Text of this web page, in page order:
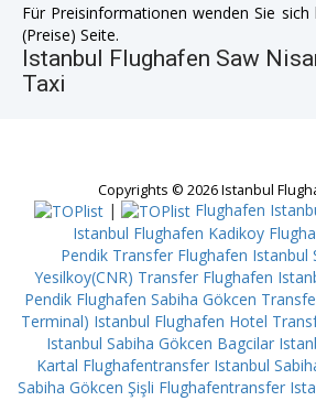
Für Preisinformationen wenden Sie
(Preise) Seite.
Istanbul Flughafen Saw
Taxi
Copyrights © 2026 Istanbul
| Flughafen
Istanbul Flughafen Kadikoy
Pendik Transfer Flughafen Istanbul
Yesilkoy(CNR) Transfer Flughafen
Pendik Flughafen Sabiha Gökcen
Terminal) Istanbul Flughafen Hotel
Istanbul Sabiha Gökcen Bagcilar
Kartal Flughafentransfer Istanbul
Sabiha Gökcen Şişli Flughafentransfer